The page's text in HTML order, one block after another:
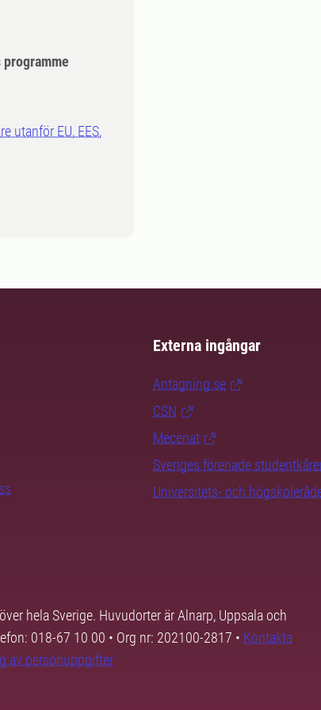
programme
utanför EU, EES,
Externa ingångar
Antagning.se
CSN
Mecenat
Sveriges förenade
Universitets- och
hela Sverige. Huvudorter är Alnarp, Uppsala och
018-67 10 00 • Org nr: 202100-2817 • Kontakta
av personuppgifter